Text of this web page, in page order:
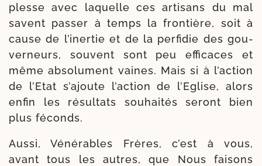
plesse avec laquelle ces arti­sans du mal
savent pas­ser à temps la fron­tière, soit à
cause de l’inertie et de la per­fi­die des gou­
ver­neurs, sou­vent sont peu effi­caces et
même abso­lu­ment vaines. Mais si à l’ac­tion
de l’Etat s’ajoute l’action de l’Eglise, alors
enfin les résul­tats sou­hai­tés seront bien
plus féconds.
Aussi, Vénérables Frères, c’est à vous,
avant tous les autres, que Nous fai­sons